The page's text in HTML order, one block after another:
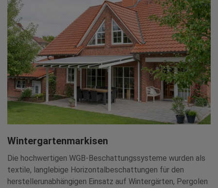
Wintergartenmarkisen
Die hochwertigen WGB-Beschattungssysteme wurden als
textile, langlebige Horizontalbeschattungen für den
herstellerunabhängigen Einsatz auf Wintergärten, Pergolen